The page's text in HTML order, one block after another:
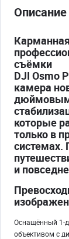
Описание
съёмки
DJI Osmo
камера
дюймовым
которые
только в
системах.
и
Оснащённый 1-
объективом с